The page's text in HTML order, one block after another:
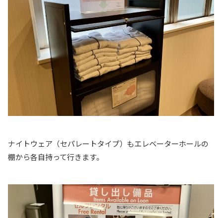
ナイトウェア（セパレートタイプ）もエレベーターホールの
棚から各自持って行きます。